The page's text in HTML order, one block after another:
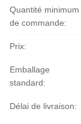
Quantité minimum
de commande:
Prix:
Emballage
standard:
Délai de livraison: